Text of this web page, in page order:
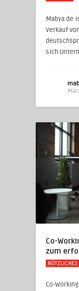
Mabya.de
Verkauf
sich
Co-
zum
NÜTZLICHES
Co-